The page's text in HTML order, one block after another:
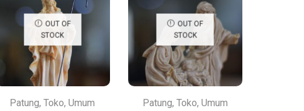
OUT OF
STOCK
Patung,Toko,Umum
OUT OF
STOCK
Patung, Toko, Umum